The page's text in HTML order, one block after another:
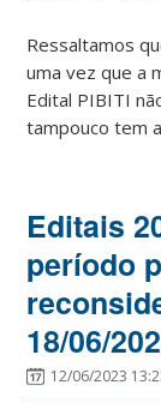
Ressaltamos
uma vez que a
Edital PIBITI
tampouco tem
Editais
período
18/06/
12/06/2023